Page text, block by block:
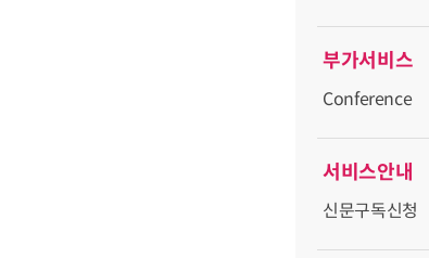
부가서비스
Conference
서비스안내
신문구독신청